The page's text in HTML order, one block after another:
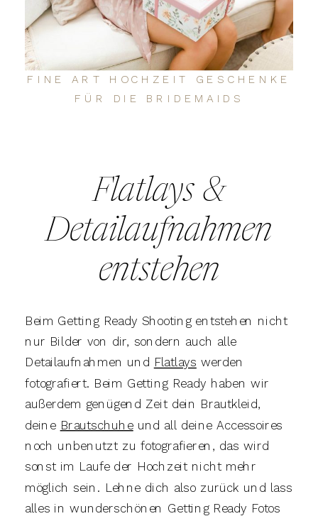
FINE ART HOCHZEIT GESCHENKE
FÜR DIE BRIDEMAIDS
Flatlays &
Detailaufnahmen
entstehen
Beim Getting Ready Shooting entstehen nicht
nur Bilder von dir, sondern auch alle
Detailaufnahmen und Flatlays werden
fotografiert. Beim Getting Ready haben wir
außerdem genügend Zeit dein Brautkleid,
deine Brautschuheund all deine Accessoires
noch unbenutzt zu fotografieren, das wird
sonst im Laufe der Hochzeit nicht mehr
möglich sein. Lehne dich also zurück und lass
alles in wunderschönen Getting Ready Fotos